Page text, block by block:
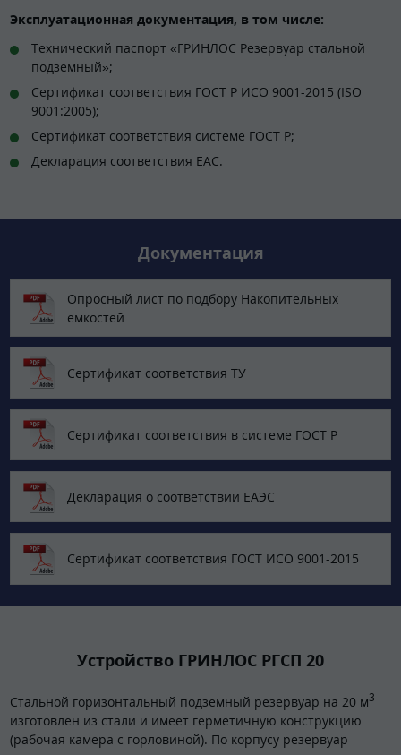
Эксплуатационная документация, в том числе:
Технический паспорт «ГРИНЛОС Резервуар стальной
подземный»;
Сертификат соответствия ГОСТ Р ИСО 9001-2015 (ISO
9001:2005);
Сертификат соответствия системе ГОСТ Р;
Декларация соответствия EAC.
Документация
Опросный лист по подбору Накопительных
емкостей
Сертификат соответствия ТУ
Сертификат соответствия в системе ГОСТ Р
Декларация о соответствии ЕАЭС
Сертификат соответствия ГОСТ ИСО 9001-2015
Устройство ГРИНЛОС РГСП 20
Стальной горизонтальный подземный резервуар на 20 м3
изготовлен из стали и имеет герметичную конструкцию
(рабочая камера с горловиной). По корпусу резервуар